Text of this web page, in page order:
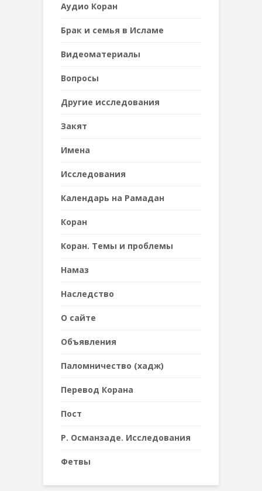
Аудио Коран
Брак и семья в Исламе
Видеоматериалы
Вопросы
Другие исследования
Закят
Имена
Исследования
Календарь на Рамадан
Коран
Коран. Темы и проблемы
Намаз
Наследствo
О сайте
Объявления
Паломничество (хадж)
Перевод Корана
Пост
Р. Османзаде. Исследования
Фетвы